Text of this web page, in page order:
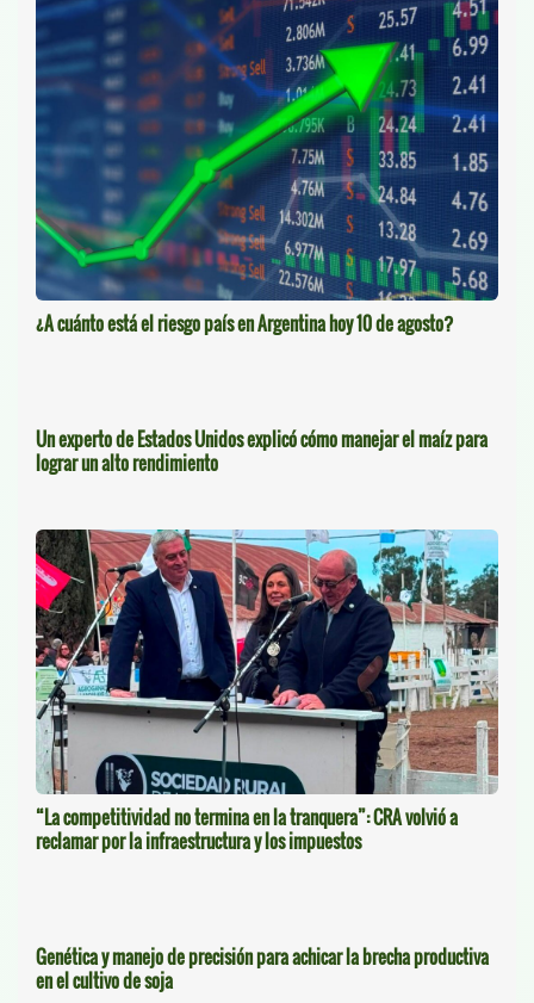
¿A cuánto está el riesgo país en Argentina hoy 10 de agosto?
Un experto de Estados Unidos explicó cómo manejar el maíz para
lograr un alto rendimiento
“La competitividad no termina en la tranquera”: CRA volvió a
reclamar por la infraestructura y los impuestos
Genética y manejo de precisión para achicar la brecha productiva
en el cultivo de soja